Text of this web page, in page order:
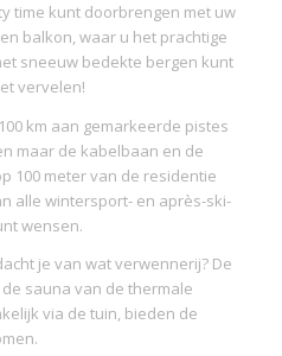
time kunt doorbrengen met uw
balkon, waar u het prachtige
sneeuw bedekte bergen kunt
vervelen!
km aan gemarkeerde pistes
maar de kabelbaan en de
100 meter van de residentie
alle wintersport- en après-ski-
wensen.
je van wat verwennerij? De
sauna van de thermale
via de tuin, bieden de